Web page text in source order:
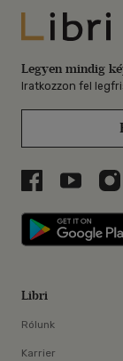
Legyen mindig
Iratkozzon fel
Libri aLibri a
Libri
Rólunk
Karrier